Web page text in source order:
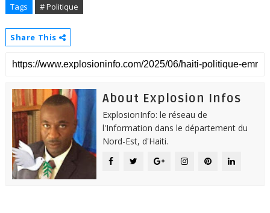
Tags # Politique
Share This
About Explosion Infos
ExplosionInfo: le réseau de
l'Information dans le département du
Nord-Est, d'Haiti.